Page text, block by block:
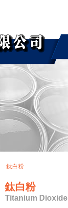
鈦白粉
鈦白粉
Titanium Dioxide